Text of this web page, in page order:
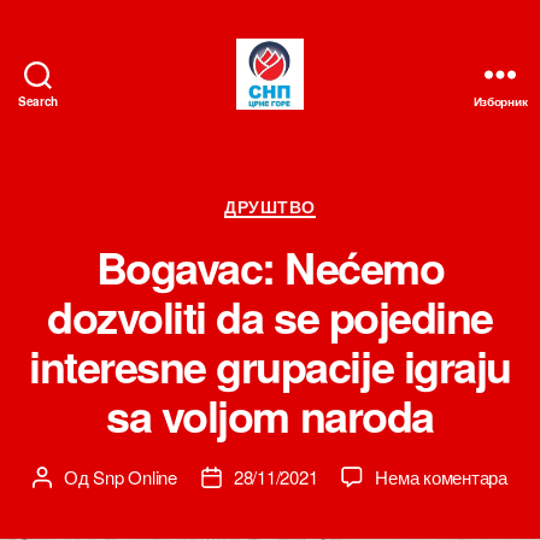
Search Изборник
Категорије
ДРУШТВО
Bogavac: Nećemo
dozvoliti da se pojedine
interesne grupacije igraju
sa voljom naroda
Аутор
ОдSnp Online
Датум28/11/2021 Нема коментарана